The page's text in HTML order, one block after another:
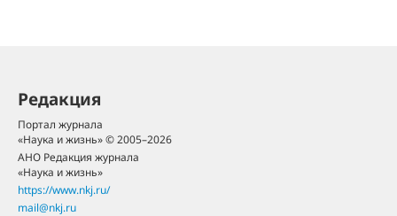
Редакция
Портал журнала
«Наука и жизнь» © 2005–2026
АНО Редакция журнала
«Наука и жизнь»
https://www.nkj.ru/
mail@nkj.ru